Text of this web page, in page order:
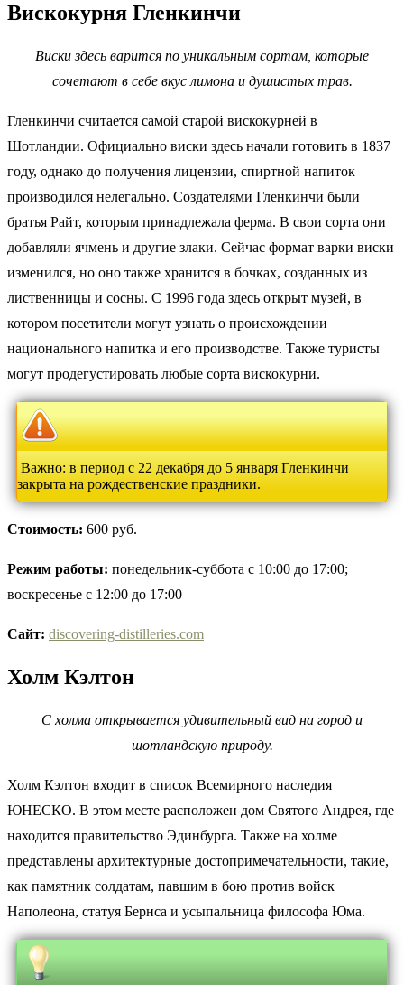
Вискокурня Гленкинчи
Виски здесь варится по уникальным сортам, которые
сочетают в себе вкус лимона и душистых трав.
Гленкинчи считается самой старой вискокурней в
Шотландии. Официально виски здесь начали готовить в 1837
году, однако до получения лицензии, спиртной напиток
производился нелегально. Создателями Гленкинчи были
братья Райт, которым принадлежала ферма. В свои сорта они
добавляли ячмень и другие злаки. Сейчас формат варки виски
изменился, но оно также хранится в бочках, созданных из
лиственницы и сосны. С 1996 года здесь открыт музей, в
котором посетители могут узнать о происхождении
национального напитка и его производстве. Также туристы
могут продегустировать любые сорта вискокурни.
Важно: в период с 22 декабря до 5 января Гленкинчи
закрыта на рождественские праздники.
Стоимость: 600 руб.
Режим работы: понедельник-суббота с 10:00 до 17:00;
воскресенье с 12:00 до 17:00
Сайт: discovering-distilleries.com
Холм Кэлтон
С холма открывается удивительный вид на город и
шотландскую природу.
Холм Кэлтон входит в список Всемирного наследия
ЮНЕСКО. В этом месте расположен дом Святого Андрея, где
находится правительство Эдинбурга. Также на холме
представлены архитектурные достопримечательности, такие,
как памятник солдатам, павшим в бою против войск
Наполеона, статуя Бернса и усыпальница философа Юма.